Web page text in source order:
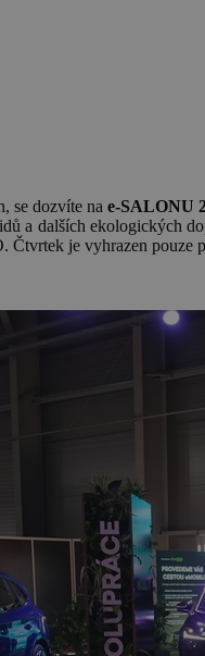
se dozvíte nae-SALONU
a dalších ekologických
je vyhrazen pouze